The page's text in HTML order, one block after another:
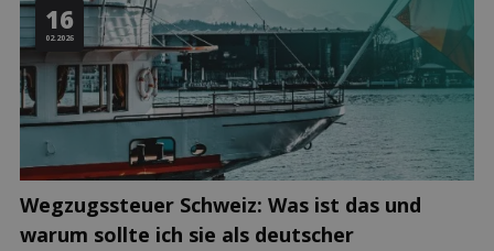
16
02.2026
Wegzugssteuer Schweiz: Was ist das und
warum sollte ich sie als deutscher